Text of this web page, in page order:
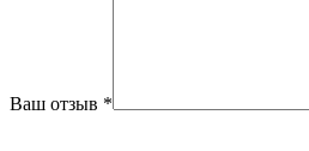
Ваш отзыв *